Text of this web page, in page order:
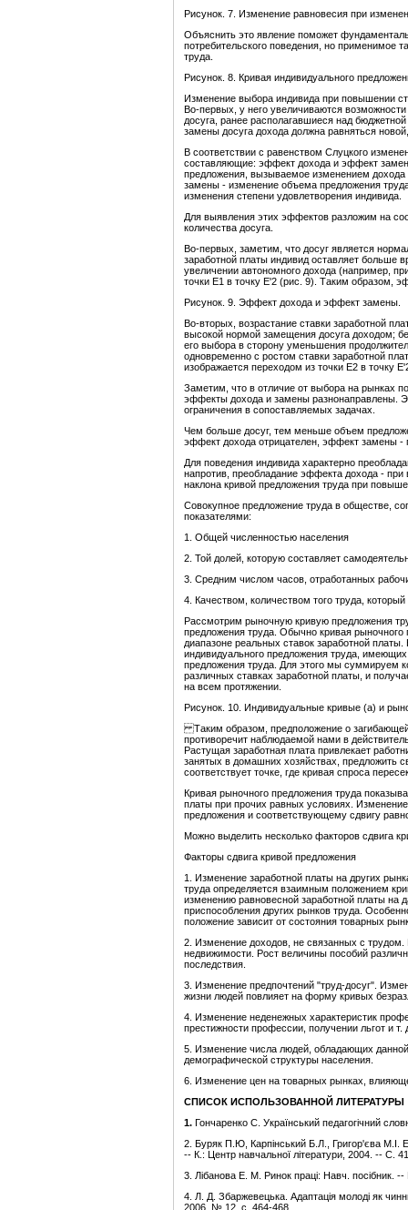
Рисунок. 7. Изменение равновесия при
Объяснить это явление поможет
потребительского поведения, но применимое
труда.
Рисунок. 8. Кривая индивидуального
Изменение выбора индивида при повышении
Во-первых, у него увеличиваются
досуга, ранее располагавшиеся над
замены досуга дохода должна равняться
В соответствии с равенством Слуцкого
составляющие: эффект дохода и эффект
предложения, вызываемое изменением
замены - изменение объема предложения
изменения степени удовлетворения индивида.
Для выявления этих эффектов разложим на
количества досуга.
Во-первых, заметим, что досуг является
заработной платы индивид оставляет больше
увеличении автономного дохода (например,
точки E1 в точку E'2 (рис. 9). Таким образом,
Рисунок. 9. Эффект дохода и эффект замены.
Во-вторых, возрастание ставки заработной
высокой нормой замещения досуга доходом;
его выбора в сторону уменьшения
одновременно с ростом ставки заработной
изображается переходом из точки E2 в точку
Заметим, что в отличие от выбора на рынках
эффекты дохода и замены разнонаправлены.
ограничения в сопоставляемых задачах.
Чем больше досуг, тем меньше объем
эффект дохода отрицателен, эффект замены -
Для поведения индивида характерно
напротив, преобладание эффекта дохода -
наклона кривой предложения труда при
Совокупное предложение труда в обществе,
показателями:
1. Общей численностью населения
2. Той долей, которую составляет
3. Средним числом часов, отработанных
4. Качеством, количеством того труда,
Рассмотрим рыночную кривую предложения
предложения труда. Обычно кривая
диапазоне реальных ставок заработной
индивидуального предложения труда,
предложения труда. Для этого мы суммируем
различных ставках заработной платы, и
на всем протяжении.
Рисунок. 10. Индивидуальные кривые (а) и
Таким образом, предположение о
противоречит наблюдаемой нами в
Растущая заработная плата привлекает
занятых в домашних хозяйствах, предложить
соответствует точке, где кривая спроса
Кривая рыночного предложения труда
платы при прочих равных условиях.
предложения и соответствующему сдвигу
Можно выделить несколько факторов сдвига
Факторы сдвига кривой предложения
1. Изменение заработной платы на других
труда определяется взаимным положением
изменению равновесной заработной платы на
приспособления других рынков труда.
положение зависит от состояния товарных
2. Изменение доходов, не связанных с
недвижимости. Рост величины пособий
последствия.
3. Изменение предпочтений "труд-досуг".
жизни людей повлияет на форму кривых
4. Изменение неденежных характеристик
престижности профессии, получении льгот и т.
5. Изменение числа людей, обладающих
демографической структуры населения.
6. Изменение цен на товарных рынках,
СПИСОК ИСПОЛЬЗОВАННОЙ ЛИТЕРАТУРЫ
1. Гончаренко С. Український педагогічний
2. Буряк П.Ю, Карпінський Б.Л., Григор'єва М.І.
-- К.: Центр навчальної літератури, 2004. -- С.
3. Лібанова Е. М. Ринок праці: Навч. посібник.
4. Л. Д. Збаржевецька. Адаптація молоді як
2006, № 12. с. 464-468.